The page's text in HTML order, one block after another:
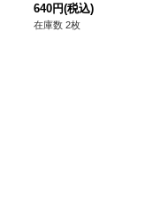
-BT01/FR32}《ケテル
サンクチュアリ》
640円(税込)
在庫数 2枚